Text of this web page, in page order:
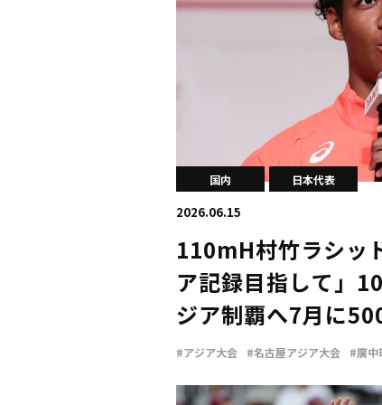
国内 日本代表
2026.06.15
110mH村竹ラシッ
ア記録目指して」
ジア制覇へ7月に
ジア大会内定会見
#アジア大会 #名古屋アジア大会 #廣中